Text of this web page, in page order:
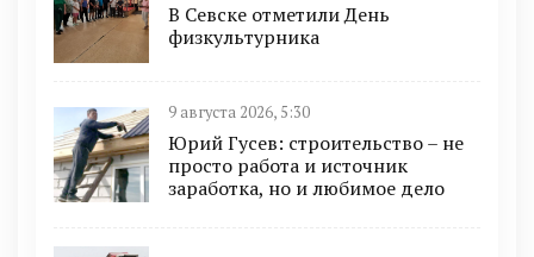
В Севске отметили День
физкультурника
9 августа 2026, 5:30
Юрий Гусев: строительство – не
просто работа и источник
заработка, но и любимое дело